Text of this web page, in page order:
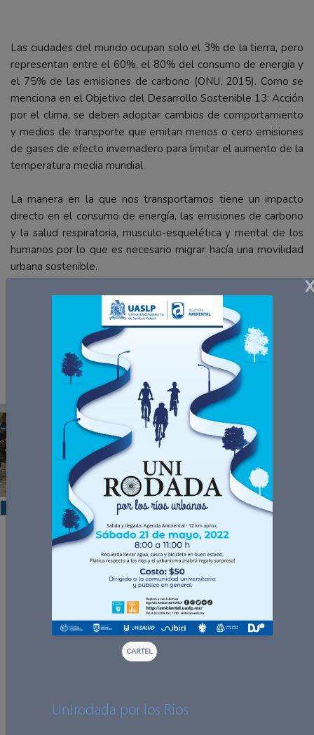
Las ciudades del mundo ocupan solo el 3% de la tierra, pero
representan entre el 60%, el 80% del consumo de energía y
el 75% de las emisiones de carbono (ONU, 2015). Como se
menciona en el Objetivo del Desarrollo Sostenible 13: Acción
por el clima, se deben adoptar cambios de comportamiento
y medios de transporte que emitan menos o cero emisiones
de gases de efecto invernadero para limitar el aumento de la
temperatura media mundial.
La manera en la que nos transportamos tiene un impacto
directo en el consumo de energía, las emisiones de carbono
y la salud respiratoria, musculo-esquelética y mental de los
humanos por lo que es necesario migrar hacía una movilidad
urbana sostenible.
UNIBICI es un programa de la Agenda Ambiental de la
UASLP, que por medio de la bicicleta como insignia
promueve los derechos del peatón, el derecho a la ciudad y
por supuesto la movilidad urbana sostenible.
Unirodada del día del niño 2023 Rodada del Día de la Tierra
Objetivo general
Fomentar, incentivar y difundir el uso de la bicicleta como
insignia para obtener una Movilidad Urbana Sostenible a
través de la mejora de las condiciones físicas, de seguridad y
culturales; a través de actividades como paseos, estrategias
Mejorar las condiciones físicas, de seguridad y
culturales del uso de la bici.
X
CARTEL
Unirodada por los Ríos